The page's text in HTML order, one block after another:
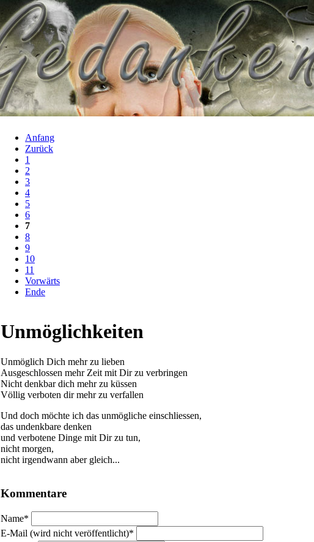
Anfang
Zurück
1
2
3
4
5
6
7
8
9
10
11
Vorwärts
Ende
Unmöglichkeiten
Unmöglich Dich mehr zu lieben
Ausgeschlossen mehr Zeit mit Dir zu verbringen
Nicht denkbar dich mehr zu küssen
Völlig verboten dir mehr zu verfallen
Und doch möchte ich das unmögliche einschliessen,
das undenkbare denken
und verbotene Dinge mit Dir zu tun,
nicht morgen,
nicht irgendwann aber gleich...
Kommentare
Pflichtfeld
Name*
Pflichtfeld
E-Mail (wird nicht veröffentlicht)*